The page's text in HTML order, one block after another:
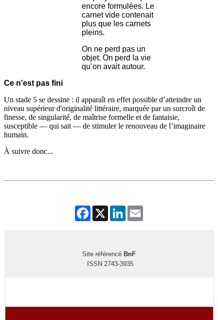
encore formulées. Le
carnet vide contenait
plus que les carnets
pleins.
On ne perd pas un
objet. On perd la vie
qu’on avait autour.
Ce n'est pas fini
Un stade 5 se dessine : il apparaît en effet possible d’atteindre un
niveau supérieur d'originalité littéraire, marquée par un surcroît de
finesse, de singularité, de maîtrise formelle et de fantaisie,
susceptible — qui sait — de stimuler le renouveau de l’imaginaire
humain.
À suivre donc...
Facebook
X LinkedIn
Site référencé BnF
ISSN 2743-3935